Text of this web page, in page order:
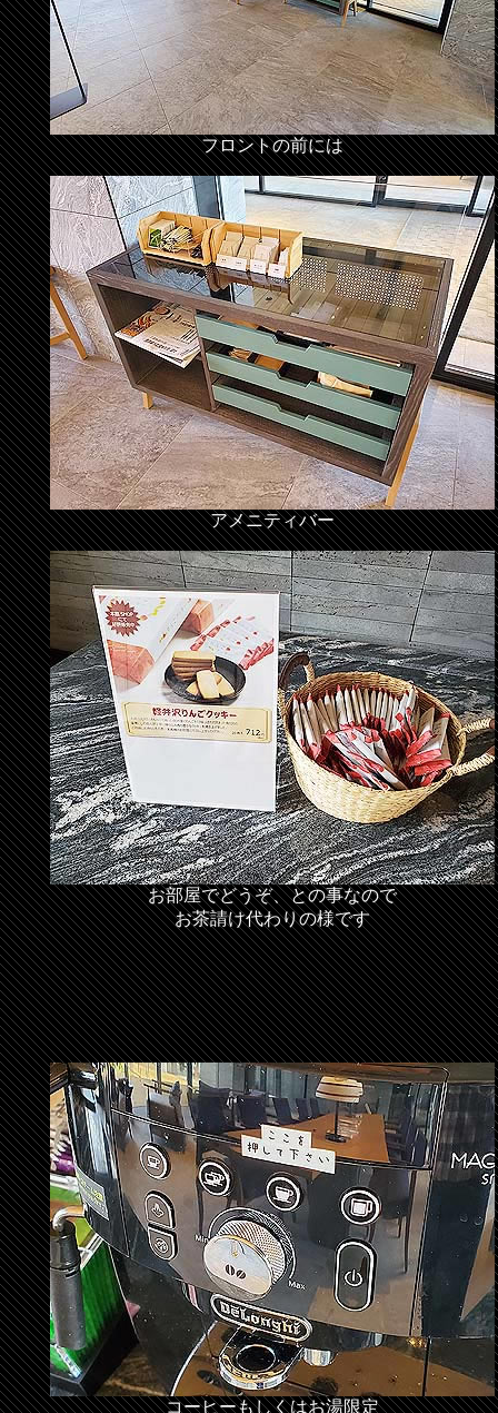
フロントの前には
アメニティバー
お部屋でどうぞ、との事なので
お茶請け代わりの様です
コーヒーもしくはお湯限定